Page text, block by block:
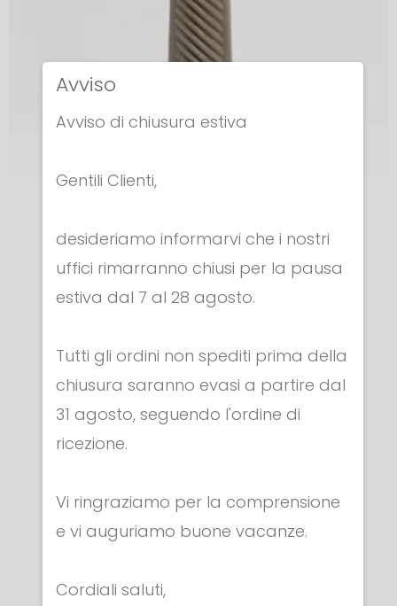
IMPUGNATURA SPADA - ITALIANA
€ 6.30
Categorie
ABBIGLIAMENTO
FIORETTI ELETTRICI
Avviso
Avviso di chiusura estiva
Gentili Clienti,
desideriamo informarvi che i nostri
uffici rimarranno chiusi per la pausa
estiva dal 7 al 28 agosto.
Tutti gli ordini non spediti prima della
chiusura saranno evasi a partire dal
31 agosto, seguendo l'ordine di
ricezione.
Vi ringraziamo per la comprensione
e vi auguriamo buone vacanze.
Cordiali saluti,